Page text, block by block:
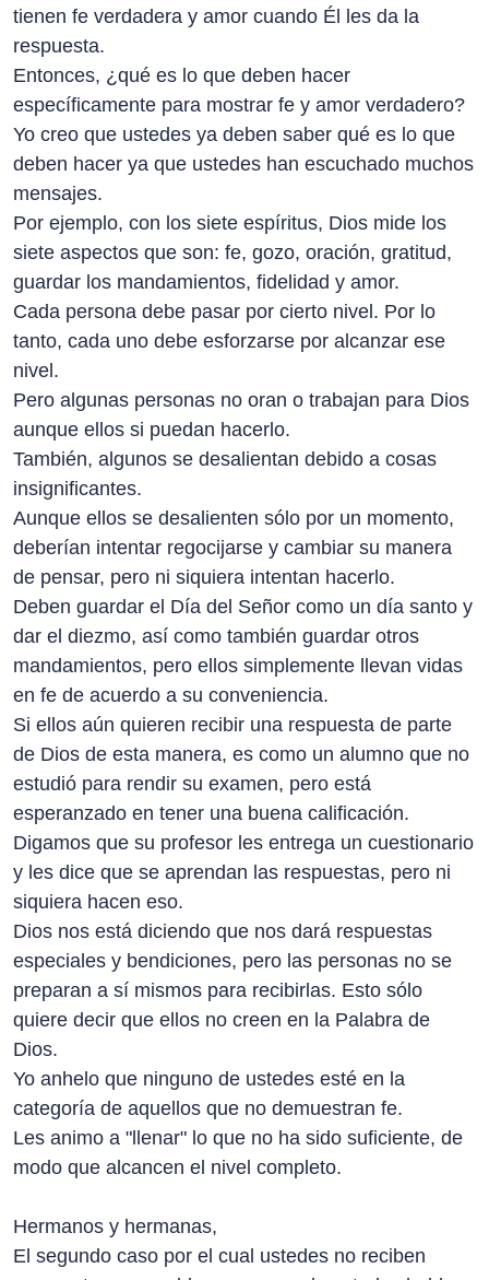
tienen fe verdadera y amor cuando Él les da la
respuesta.
Entonces, ¿qué es lo que deben hacer
específicamente para mostrar fe y amor verdadero?
Yo creo que ustedes ya deben saber qué es lo que
deben hacer ya que ustedes han escuchado muchos
mensajes.
Por ejemplo, con los siete espíritus, Dios mide los
siete aspectos que son: fe, gozo, oración, gratitud,
guardar los mandamientos, fidelidad y amor.
Cada persona debe pasar por cierto nivel. Por lo
tanto, cada uno debe esforzarse por alcanzar ese
nivel.
Pero algunas personas no oran o trabajan para Dios
aunque ellos si puedan hacerlo.
También, algunos se desalientan debido a cosas
insignificantes.
Aunque ellos se desalienten sólo por un momento,
deberían intentar regocijarse y cambiar su manera
de pensar, pero ni siquiera intentan hacerlo.
Deben guardar el Día del Señor como un día santo y
dar el diezmo, así como también guardar otros
mandamientos, pero ellos simplemente llevan vidas
en fe de acuerdo a su conveniencia.
Si ellos aún quieren recibir una respuesta de parte
de Dios de esta manera, es como un alumno que no
estudió para rendir su examen, pero está
esperanzado en tener una buena calificación.
Digamos que su profesor les entrega un cuestionario
y les dice que se aprendan las respuestas, pero ni
siquiera hacen eso.
Dios nos está diciendo que nos dará respuestas
especiales y bendiciones, pero las personas no se
preparan a sí mismos para recibirlas. Esto sólo
quiere decir que ellos no creen en la Palabra de
Dios.
Yo anhelo que ninguno de ustedes esté en la
categoría de aquellos que no demuestran fe.
Les animo a "llenar" lo que no ha sido suficiente, de
modo que alcancen el nivel completo.
Hermanos y hermanas,
El segundo caso por el cual ustedes no reciben